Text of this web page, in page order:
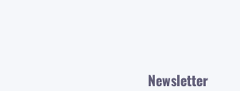
Newsletter